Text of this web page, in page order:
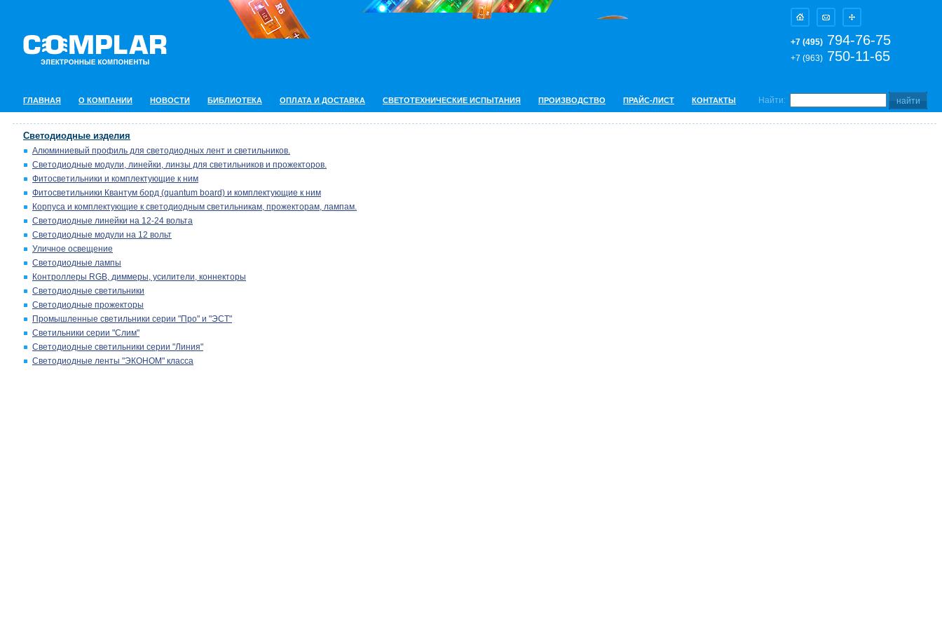
+7 (495) 794-76-75
+7 (963) 750-11-65
ГЛАВНАЯ О КОМПАНИИ НОВОСТИ БИБЛИОТЕКА ОПЛАТА И ДОСТАВКА СВЕТОТЕХНИЧЕСКИЕ ИСПЫТАНИЯ ПРОИЗВОДСТВО ПРАЙС-ЛИСТ КОНТАКТЫ Найти:
Светодиодные изделия
Алюминиевый профиль для светодиодных лент и светильников.
Светодиодные модули, линейки, линзы для светильников и прожекторов.
Фитосветильники и комплектующие к ним
Фитосветильники Квантум борд (quantum board) и комплектующие к ним
Корпуса и комплектующие к светодиодным светильникам, прожекторам, лампам.
Светодиодные линейки на 12-24 вольта
Светодиодные модули на 12 вольт
Уличное освещение
Светодиодные лампы
Контроллеры RGB, диммеры, усилители, коннекторы
Светодиодные светильники
Светодиодные прожекторы
Промышленные светильники серии "Про" и "ЭСТ"
Светильники серии "Слим"
Светодиодные светильники серии "Линия"
Светодиодные ленты "ЭКОНОМ" класса